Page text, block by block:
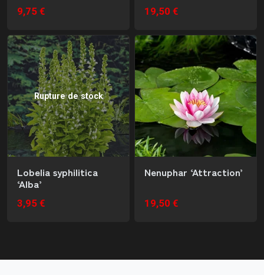
9,75 € 19,50 €
Rupture de stock
Lobelia syphilitica
‘Alba’
3,95 €
Nenuphar ‘Attraction’
19,50 €